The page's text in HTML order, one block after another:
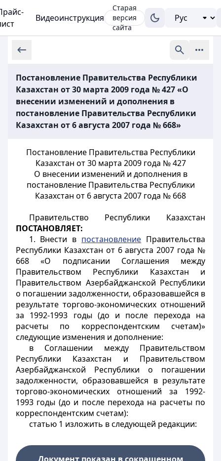
Видеоинструкция
Старая
версия
сайта
Постановление Правительства Республики
Казахстан от 30 марта 2009 года № 427 «О
внесении изменений и дополнения в
постановление Правительства Республики
Казахстан от 6 августа 2007 года № 668»
Постановление Правительства Республики
Казахстан от 30 марта 2009 года № 427
О внесении изменений и дополнения в
постановление Правительства Республики
Казахстан от 6 августа 2007 года № 668
Правительство Республики Казахстан
ПОСТАНОВЛЯЕТ:
1. Внести в постановление Правительства
Республики Казахстан от 6 августа 2007 года №
668 «О подписании Соглашения между
Правительством Республики Казахстан и
Правительством Азербайджанской Республики
о погашении задолженности, образовавшейся в
результате торгово-экономических отношений
за 1992-1993 годы (до и после перехода на
расчеты по корреспондентским счетам)»
следующие изменения и дополнение:
в Соглашении между Правительством
Республики Казахстан и Правительством
Азербайджанской Республики о погашении
задолженности, образовавшейся в результате
торгово-экономических отношений за 1992-
1993 годы (до и после перехода на расчеты по
корреспондентским счетам):
статью 1 изложить в следующей редакции: